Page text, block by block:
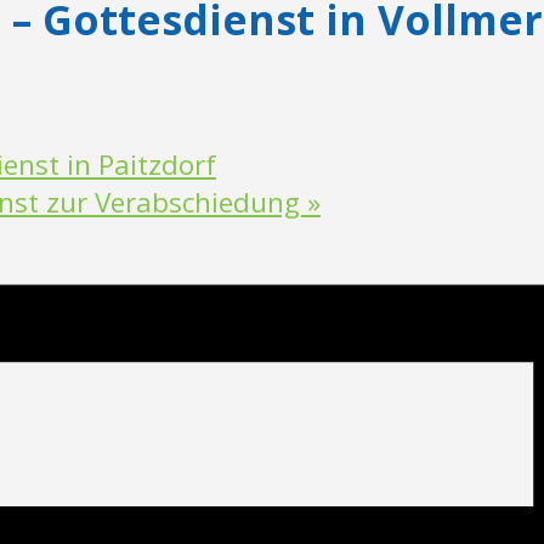
Gottesdienst in
in Paitzdorf
zur Verabschiedung »